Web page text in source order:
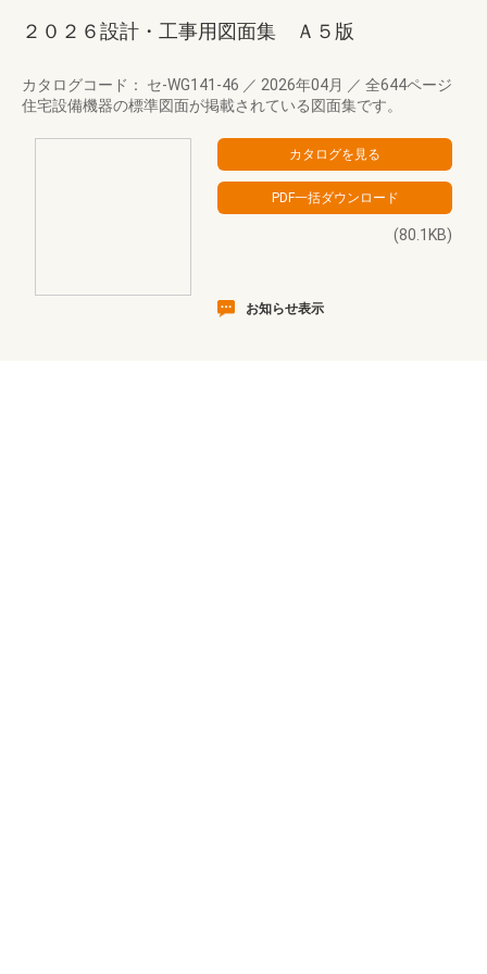
２０２６設計・工事用図面集 Ａ５版
カタログコード： セ-WG141-46 ／ 2026年04月 ／ 全644ページ
住宅設備機器の標準図面が掲載されている図面集です。
(80.1KB)
お知らせ表示